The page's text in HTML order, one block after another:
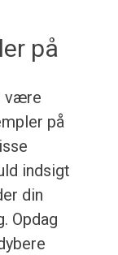
på
være
på
indsigt
din
Opdag